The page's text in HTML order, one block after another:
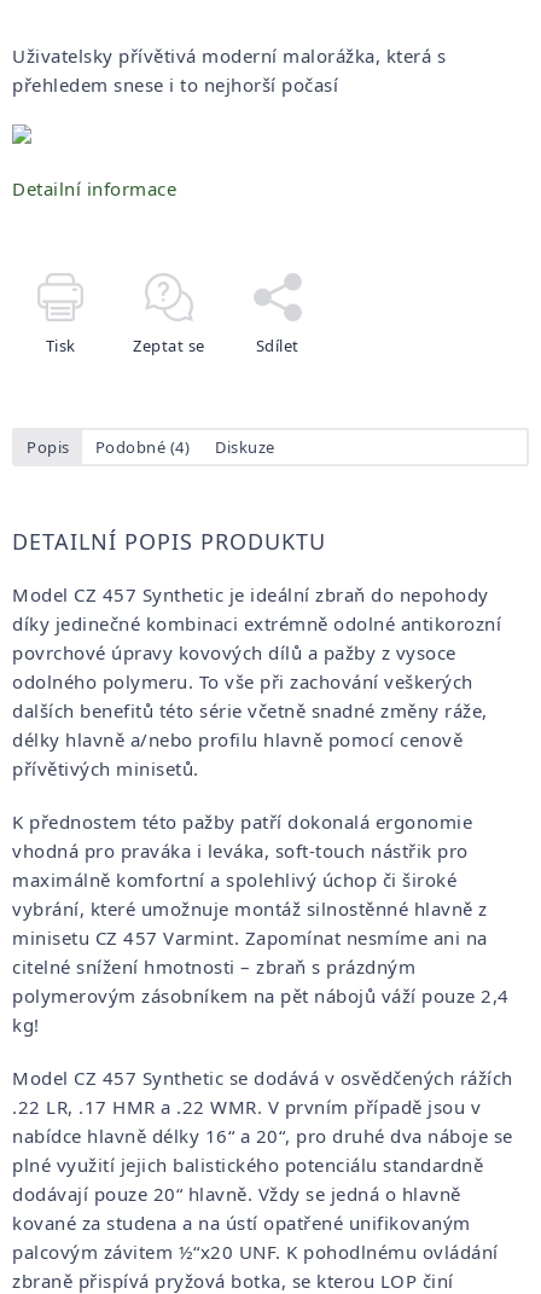
Uživatelsky přívětivá moderní malorážka, která s
přehledem snese i to nejhorší počasí
Detailní informace
Tisk Zeptat se Sdílet
Popis Podobné (4) Diskuze
DETAILNÍ POPIS PRODUKTU
Model CZ 457 Synthetic je ideální zbraň do nepohody
díky jedinečné kombinaci extrémně odolné antikorozní
povrchové úpravy kovových dílů a pažby z vysoce
odolného polymeru. To vše při zachování veškerých
dalších benefitů této série včetně snadné změny ráže,
délky hlavně a/nebo profilu hlavně pomocí cenově
přívětivých minisetů.
K přednostem této pažby patří dokonalá ergonomie
vhodná pro praváka i leváka, soft-touch nástřik pro
maximálně komfortní a spolehlivý úchop či široké
vybrání, které umožnuje montáž silnostěnné hlavně z
minisetu CZ 457 Varmint. Zapomínat nesmíme ani na
citelné snížení hmotnosti – zbraň s prázdným
polymerovým zásobníkem na pět nábojů váží pouze 2,4
kg!
Model CZ 457 Synthetic se dodává v osvědčených rážích
.22 LR, .17 HMR a .22 WMR. V prvním případě jsou v
nabídce hlavně délky 16“ a 20“, pro druhé dva náboje se
plné využití jejich balistického potenciálu standardně
dodávají pouze 20“ hlavně. Vždy se jedná o hlavně
kované za studena a na ústí opatřené unifikovaným
palcovým závitem ½“x20 UNF. K pohodlnému ovládání
zbraně přispívá pryžová botka, se kterou LOP činí